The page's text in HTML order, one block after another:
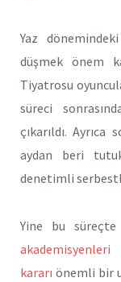
Yaz
düşmek önem
Tiyatrosu
süreci
çıkarıldı.
aydan beri
denetimli
Yine bu süreçte
kararı önemli bir